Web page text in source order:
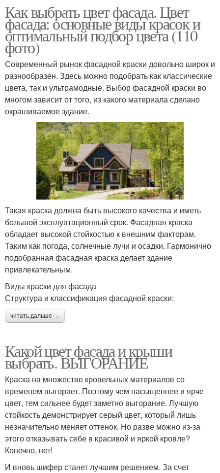
Как выбрать цвет фасада. Цвет
фасада: основные виды красок и
оптимальный подбор цвета (110
фото)
Современный рынок фасадной краски довольно широк и
разнообразен. Здесь можно подобрать как классические
цвета, так и ультрамодные. Выбор фасадной краски во
многом зависит от того, из какого материала сделано
окрашиваемое здание.
Такая краска должна быть высокого качества и иметь
большой эксплуатационный срок. Фасадная краска
обладает высокой стойкостью к внешним факторам.
Таким как погода, солнечные лучи и осадки. Гармонично
подобранная фасадная краска делает здание
привлекательным.
Виды краски для фасада
Структура и классификация фасадной краски:
читать дальше →
Какой цвет фасада и крыши
выбрать. ВЫГОРАНИЕ
Краска на множестве кровельных материалов со
временем выгорает. Поэтому чем насыщеннее и ярче
цвет, тем сильнее будет заметно выгорание. Лучшую
стойкость демонстрирует серый цвет, который лишь
незначительно меняет оттенок. Но разве можно из-за
этого отказывать себе в красивой и яркой кровле?
Конечно, нет!
И вновь шифер станет лучшим решением. За счет